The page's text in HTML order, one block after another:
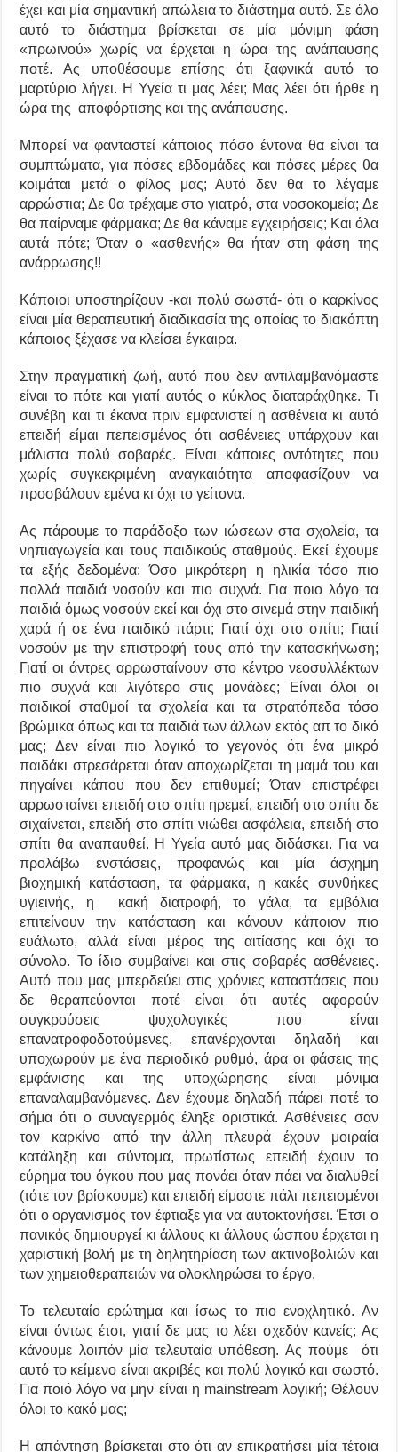
έχει και μία σημαντική απώλεια το διάστημα αυτό. Σε όλο
αυτό το διάστημα βρίσκεται σε μία μόνιμη φάση
«πρωινού» χωρίς να έρχεται η ώρα της ανάπαυσης
ποτέ. Ας υποθέσουμε επίσης ότι ξαφνικά αυτό το
μαρτύριο λήγει. Η Υγεία τι μας λέει; Μας λέει ότι ήρθε η
ώρα της αποφόρτισης και της ανάπαυσης.
Μπορεί να φανταστεί κάποιος πόσο έντονα θα είναι τα
συμπτώματα, για πόσες εβδομάδες και πόσες μέρες θα
κοιμάται μετά ο φίλος μας; Αυτό δεν θα το λέγαμε
αρρώστια; Δε θα τρέχαμε στο γιατρό, στα νοσοκομεία; Δε
θα παίρναμε φάρμακα; Δε θα κάναμε εγχειρήσεις; Και όλα
αυτά πότε; Όταν ο «ασθενής» θα ήταν στη φάση της
ανάρρωσης!!
Κάποιοι υποστηρίζουν -και πολύ σωστά- ότι ο καρκίνος
είναι μία θεραπευτική διαδικασία της οποίας το διακόπτη
κάποιος ξέχασε να κλείσει έγκαιρα.
Στην πραγματική ζωή, αυτό που δεν αντιλαμβανόμαστε
είναι το πότε και γιατί αυτός ο κύκλος διαταράχθηκε. Τι
συνέβη και τι έκανα πριν εμφανιστεί η ασθένεια κι αυτό
επειδή είμαι πεπεισμένος ότι ασθένειες υπάρχουν και
μάλιστα πολύ σοβαρές. Είναι κάποιες οντότητες που
χωρίς συγκεκριμένη αναγκαιότητα αποφασίζουν να
προσβάλουν εμένα κι όχι το γείτονα.
Ας πάρουμε το παράδοξο των ιώσεων στα σχολεία, τα
νηπιαγωγεία και τους παιδικούς σταθμούς. Εκεί έχουμε
τα εξής δεδομένα: Όσο μικρότερη η ηλικία τόσο πιο
πολλά παιδιά νοσούν και πιο συχνά. Για ποιο λόγο τα
παιδιά όμως νοσούν εκεί και όχι στο σινεμά στην παιδική
χαρά ή σε ένα παιδικό πάρτι; Γιατί όχι στο σπίτι; Γιατί
νοσούν με την επιστροφή τους από την κατασκήνωση;
Γιατί οι άντρες αρρωσταίνουν στο κέντρο νεοσυλλέκτων
πιο συχνά και λιγότερο στις μονάδες; Είναι όλοι οι
παιδικοί σταθμοί τα σχολεία και τα στρατόπεδα τόσο
βρώμικα όπως και τα παιδιά των άλλων εκτός απ το δικό
μας; Δεν είναι πιο λογικό το γεγονός ότι ένα μικρό
παιδάκι στρεσάρεται όταν αποχωρίζεται τη μαμά του και
πηγαίνει κάπου που δεν επιθυμεί; Όταν επιστρέφει
αρρωσταίνει επειδή στο σπίτι ηρεμεί, επειδή στο σπίτι δε
σιχαίνεται, επειδή στο σπίτι νιώθει ασφάλεια, επειδή στο
σπίτι θα αναπαυθεί. Η Υγεία αυτό μας διδάσκει. Για να
προλάβω ενστάσεις, προφανώς και μία άσχημη
βιοχημική κατάσταση, τα φάρμακα, η κακές συνθήκες
υγιεινής, η κακή διατροφή, το γάλα, τα εμβόλια
επιτείνουν την κατάσταση και κάνουν κάποιον πιο
ευάλωτο, αλλά είναι μέρος της αιτίασης και όχι το
σύνολο. Το ίδιο συμβαίνει και στις σοβαρές ασθένειες.
Αυτό που μας μπερδεύει στις χρόνιες καταστάσεις που
δε θεραπεύονται ποτέ είναι ότι αυτές αφορούν
συγκρούσεις ψυχολογικές που είναι
επανατροφοδοτούμενες, επανέρχονται δηλαδή και
υποχωρούν με ένα περιοδικό ρυθμό, άρα οι φάσεις της
εμφάνισης και της υποχώρησης είναι μόνιμα
επαναλαμβανόμενες. Δεν έχουμε δηλαδή πάρει ποτέ το
σήμα ότι ο συναγερμός έληξε οριστικά. Ασθένειες σαν
τον καρκίνο από την άλλη πλευρά έχουν μοιραία
κατάληξη και σύντομα, πρωτίστως επειδή έχουν το
εύρημα του όγκου που μας πονάει όταν πάει να διαλυθεί
(τότε τον βρίσκουμε) και επειδή είμαστε πάλι πεπεισμένοι
ότι ο οργανισμός τον έφτιαξε για να αυτοκτονήσει. Έτσι ο
πανικός δημιουργεί κι άλλους κι άλλους ώσπου έρχεται η
χαριστική βολή με τη δηλητηρίαση των ακτινοβολιών και
των χημειοθεραπειών να ολοκληρώσει το έργο.
Το τελευταίο ερώτημα και ίσως το πιο ενοχλητικό. Αν
είναι όντως έτσι, γιατί δε μας το λέει σχεδόν κανείς; Ας
κάνουμε λοιπόν μία τελευταία υπόθεση. Ας πούμε ότι
αυτό το κείμενο είναι ακριβές και πολύ λογικό και σωστό.
Για ποιό λόγο να μην είναι η mainstream λογική; Θέλουν
όλοι το κακό μας;
Η απάντηση βρίσκεται στο ότι αν επικρατήσει μία τέτοια